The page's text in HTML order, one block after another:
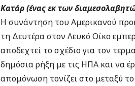
Κατάρ (ένας εκ των
Η συνάντηση του Αμερικανού
τη Δευτέρα στον Λευκό Οίκο
αποδεχτεί το σχέδιο για τον
δημόσια ρήξη με τις ΗΠΑ και να
απομόνωση τονίζει στο μεταξύ